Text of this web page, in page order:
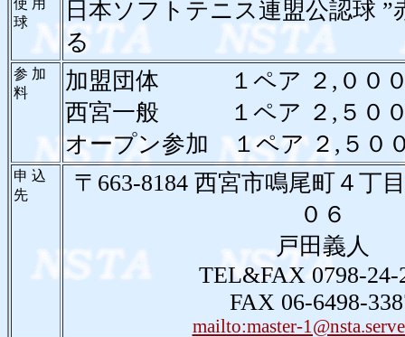
使 用
球
日本ソフトテニス連盟公認球
る
参 加
料
加盟団体 １ペア ２,００
西宮一般 １ペア ２,５０
オープン参加 １ペア ２,５０
申 込
先
〒663-8184 西宮市鳴尾町４
０６
戸田義人
TEL&FAX 0798-24-
FAX 06-6498-
mailto:master-